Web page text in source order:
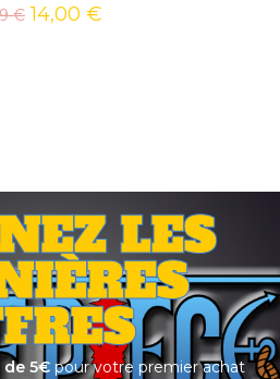
€ 14,00 €
LES
5€ pour votre premier achat